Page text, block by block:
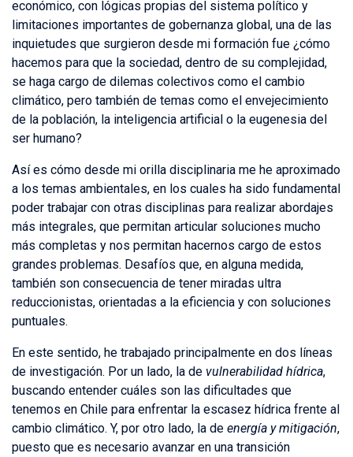
económico, con lógicas propias del sistema político y
limitaciones importantes de gobernanza global, una de las
inquietudes que surgieron desde mi formación fue ¿cómo
hacemos para que la sociedad, dentro de su complejidad,
se haga cargo de dilemas colectivos como el cambio
climático, pero también de temas como el envejecimiento
de la población, la inteligencia artificial o la eugenesia del
ser humano?
Así es cómo desde mi orilla disciplinaria me he aproximado
a los temas ambientales, en los cuales ha sido fundamental
poder trabajar con otras disciplinas para realizar abordajes
más integrales, que permitan articular soluciones mucho
más completas y nos permitan hacernos cargo de estos
grandes problemas. Desafíos que, en alguna medida,
también son consecuencia de tener miradas ultra
reduccionistas, orientadas a la eficiencia y con soluciones
puntuales.
En este sentido, he trabajado principalmente en dos líneas
de investigación. Por un lado, la de vulnerabilidad hídrica,
buscando entender cuáles son las dificultades que
tenemos en Chile para enfrentar la escasez hídrica frente al
cambio climático. Y, por otro lado, la de energía y mitigación,
puesto que es necesario avanzar en una transición